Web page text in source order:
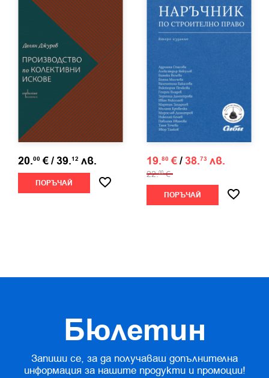
20.00 €/39.12 лв.
ПОРЪЧАЙ
19.80 €/38.73 лв.
22.00 €
ПОРЪЧАЙ
Бюлетин
Запиши се, за да получаваш допълнителна
информация за нашите продукти и промоции!